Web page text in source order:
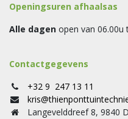
Openingsuren afhaalsas
Alle dagen open van 06.00u
Contactgegevens
+32 9 247 13 11
Langevelddreef 8, 9840